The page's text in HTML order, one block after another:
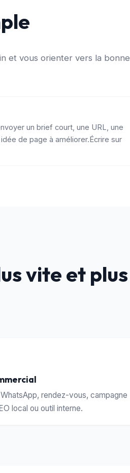
et vous orienter vers la bonne
un brief court, une URL, une
de page à améliorer.Écrire sur
vite et plus
rendez-vous, campagne
local ou outil interne.